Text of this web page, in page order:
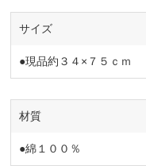
サイズ
●現品約３４×７５ｃｍ
材質
●綿１００％